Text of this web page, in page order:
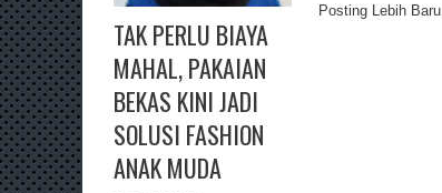
TAK PERLU BIAYA
MAHAL, PAKAIAN
BEKAS KINI JADI
SOLUSI FASHION
ANAK MUDA
Posting Lebih Baru